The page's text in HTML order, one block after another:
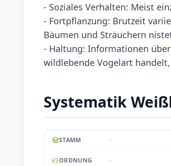
- Soziales Verhalten: Meist
- Fortpflanzung: Brutzeit
Bäumen und Sträuchern
- Haltung: Informationen
wildlebende Vogelart
Systematik
STAMM --
ORDNUNG --